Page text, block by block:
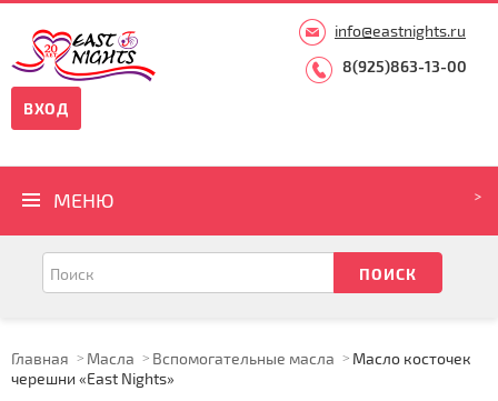
info@eastnights.ru
8(925)863-13-00
ВХОД
МЕНЮ
Главная Масла Вспомогательные масла
Масло косточек
черешни «East Nights»